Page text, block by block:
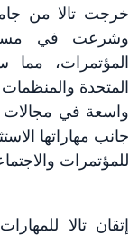
خرجت تالا من
وشرعت في
المؤتمرات، مما
المتحدة والمنظمات
واسعة في مجالات
جانب مهاراتها
للمؤتمرات
إتقان تالا